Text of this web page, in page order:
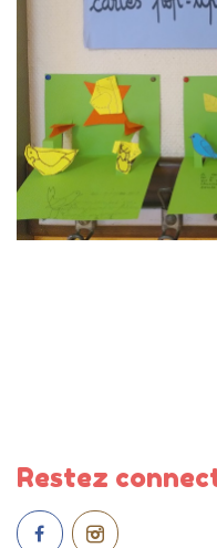
Restez